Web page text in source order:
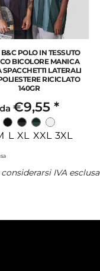
B&C POLO IN TESSUTO
BICOLORE MANICA
SPACCHETTI LATERALI
RICICLATO
140GR
da €9,55 *
L XL XXL 3XL
IVA esclusa